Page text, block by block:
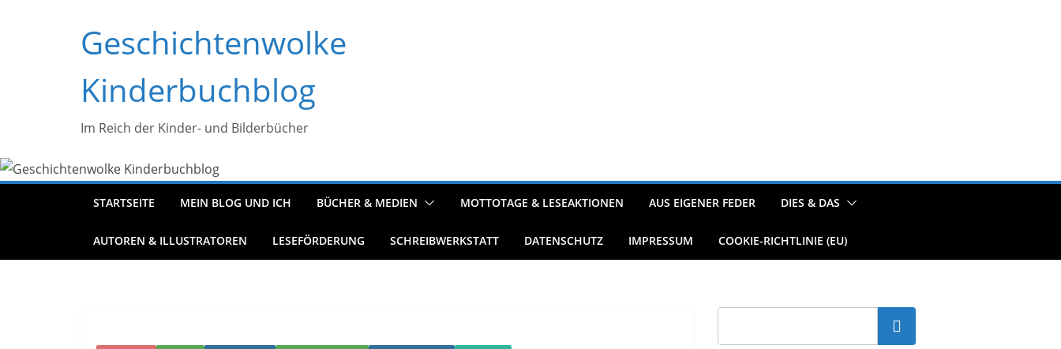
Geschichtenwolke
Kinderbuchblog
Im Reich der Kinder- und Bilderbücher
STARTSEITE MEIN BLOG UND ICH BÜCHER & MEDIEN MOTTOTAGE & LESEAKTIONEN AUS EIGENER FEDER DIES & DAS
AUTOREN & ILLUSTRATOREN LESEFÖRDERUNG SCHREIBWERKSTATT DATENSCHUTZ IMPRESSUM COOKIE-RICHTLINIE (EU)
Suchen